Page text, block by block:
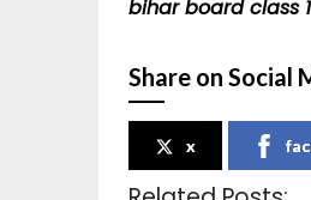
bihar board class
Share on Social
x